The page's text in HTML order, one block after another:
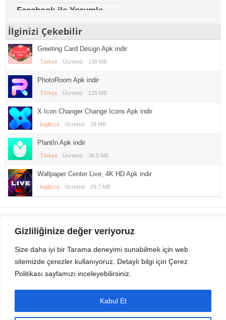
Gizliliğinize değer veriyoruz
Size daha iyi bir Tarama deneyimi sunabilmek için web
sitemizde çerezler kullanıyoruz. Detaylı bilgi için Çerez
Politikası sayfamızı inceleyebilirsiniz.
Kabul Et
Facebook ile Yorumla
İlginizi Çekebilir
Greeting Card Design Apk indir
Türkçe Ücretsiz 138 MB
PhotoRoom Apk indir
Türkçe Ücretsiz 128 MB
X Icon Changer Change Icons Apk indir
İngilizce Ücretsiz 28 MB
PlantIn Apk indir
Türkçe Ücretsiz 36.5 MB
Wallpaper Center Live, 4K HD Apk indir
İngilizce Ücretsiz 29.7 MB
Sitemizden Son sürüm Program, Android Uygulama, Android Oyun, Apk
Dosyalarını indirip güvenle bilgisayar ve cep telefonlarınızda kullanabilirsiniz.